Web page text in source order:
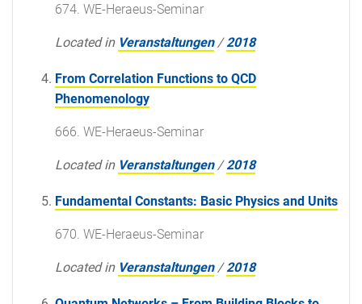
674. WE-Heraeus-Seminar
Located in Veranstaltungen /2018
From Correlation Functions to QCD
Phenomenology
666. WE-Heraeus-Seminar
Located in Veranstaltungen /2018
Fundamental Constants: Basic Physics and Units
670. WE-Heraeus-Seminar
Located in Veranstaltungen /2018